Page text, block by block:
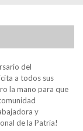
del
a todos sus
la mano para que
y
de la Patria!